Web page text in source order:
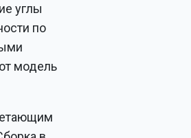
углы
по
модель